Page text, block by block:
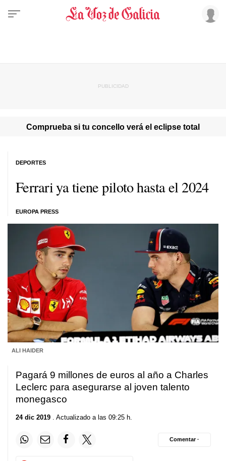
Comprueba si tu concello verá el eclipse total
Ferrari ya tiene piloto hasta el 2024
EUROPA PRESS
DEPORTES
ALI HAIDER
Pagará 9 millones de euros al año a Charles
Leclerc para asegurarse al joven talento
monegasco
24 dic 2019 . Actualizado a las 09:25 h.
Comentar ·